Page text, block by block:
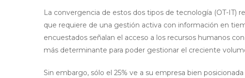
La convergencia de estos dos tipos de tecnología (OT-IT)
que requiere de una gestión activa con información en
encuestados señalan el acceso a los recursos humanos
más determinante para poder gestionar el creciente
Sin embargo, sólo el 25% ve a su empresa bien